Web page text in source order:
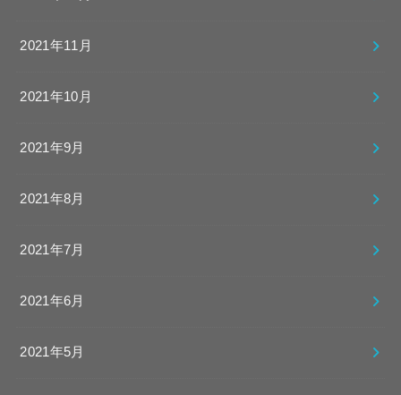
2021年11月
2021年10月
2021年9月
2021年8月
2021年7月
2021年6月
2021年5月